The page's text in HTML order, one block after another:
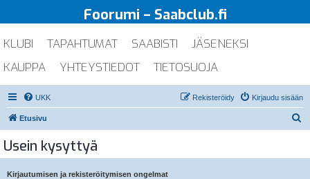
Foorumi – Saabclub.fi
KLUBI TAPAHTUMAT SAABISTI
JÄSENEKSI
KAUPPA
YHTEYSTIEDOT TIETOSUOJA
UKK Kirjaudu sisään
Rekisteröidy
Etusivu
Usein kysyttyä
Kirjautumisen ja rekisteröitymisen ongelmat